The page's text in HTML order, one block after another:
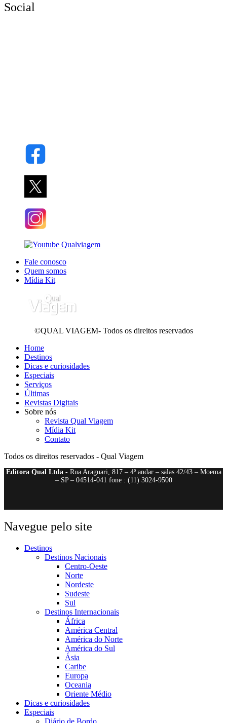
Social
Fale conosco
Quem somos
Mídia Kit
©QUAL VIAGEM- Todos os direitos reservados
Home
Destinos
Dicas e curiosidades
Especiais
Serviços
Últimas
Revistas Digitais
Sobre nós
Revista Qual Viagem
Mídia Kit
Contato
Todos os direitos reservados - Qual Viagem
Editora Qual Ltda- Rua Araguari, 817 – 4º andar – salas 42/43 – Moema
– SP – 04514-041 fone : (11) 3024-9500
Navegue pelo site
Destinos
Destinos Nacionais
Centro-Oeste
Norte
Nordeste
Sudeste
Sul
Destinos Internacionais
África
América Central
América do Norte
América do Sul
Ásia
Caribe
Europa
Oceania
Oriente Médio
Dicas e curiosidades
Especiais
Diário de Bordo